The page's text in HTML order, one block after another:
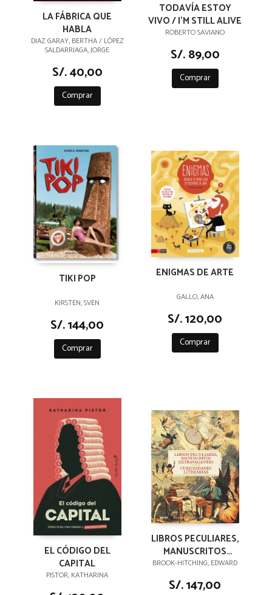
LA FÁBRICA QUE
HABLA
DIAZ GARAY, BERTHA / LÓPEZ
SALDARRIAGA, JORGE
S/. 40,00
Comprar
TODAVÍA ESTOY
VIVO / I'M STILL ALIVE
ROBERTO SAVIANO
S/. 89,00
Comprar
TIKI POP
KIRSTEN, SVEN
S/. 144,00
Comprar
ENIGMAS DE ARTE
GALLO, ANA
S/. 120,00
Comprar
EL CÓDIGO DEL
CAPITAL
PISTOR, KATHARINA
LIBROS PECULIARES,
MANUSCRITOS
EXTRAVAGANTES Y
OTRAS
CURIOSIDADES
BROOK-HITCHING, EDWARD
S/. 147,00